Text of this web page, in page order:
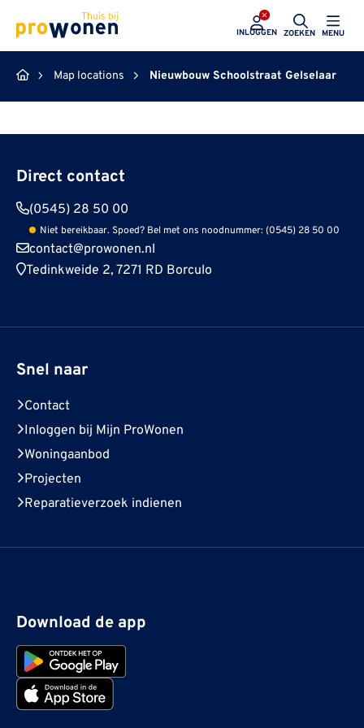
ProWonen
INLOGGEN ZOEKEN MENU
Map locations Nieuwbouw Schoolstraat Gelselaar
Direct contact
(0545) 28 50 00
Niet bereikbaar. Spoed? Bel met ons noodnummer: (0545) 28 50 00
contact@prowonen.nl
Tedinkweide 2, 7271 RD Borculo
Snel naar
Contact
Inloggen bij Mijn ProWonen
Woningaanbod
Projecten
Reparatieverzoek indienen
Download de app